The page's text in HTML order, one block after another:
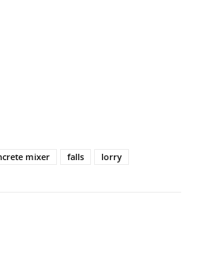
mixer falls lorry